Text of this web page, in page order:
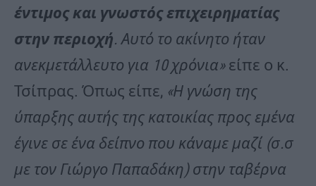
έντιμος και γνωστός επιχειρηματίας
στην περιοχή. Αυτό το ακίνητο ήταν
ανεκμετάλλευτο για 10 χρόνια»είπε ο κ.
Τσίπρας. Όπως είπε, «Η γνώση της
ύπαρξης αυτής της κατοικίας προς εμένα
έγινε σε ένα δείπνο που κάναμε μαζί (σ.σ
με τον Γιώργο Παπαδάκη) στην ταβέρνα